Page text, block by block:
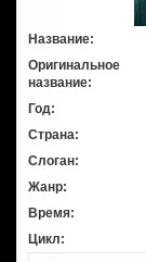
Название:
Оригинальное
название:
Год:
Страна:
Слоган:
Жанр:
Время:
Цикл: